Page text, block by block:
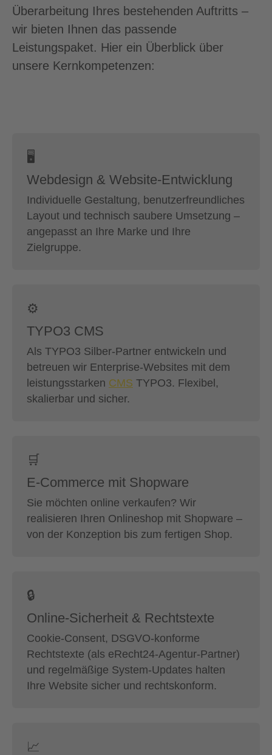
Überarbeitung Ihres bestehenden Auftritts –
wir bieten Ihnen das passende
Leistungspaket. Hier ein Überblick über
unsere Kernkompetenzen:
🖥
Webdesign & Website-Entwicklung
Individuelle Gestaltung, benutzerfreundliches
Layout und technisch saubere Umsetzung –
angepasst an Ihre Marke und Ihre
Zielgruppe.
⚙️
TYPO3 CMS
Als TYPO3 Silber-Partner entwickeln und
betreuen wir Enterprise-Websites mit dem
leistungsstarken CMS TYPO3. Flexibel,
skalierbar und sicher.
🛒
E-Commerce mit Shopware
Sie möchten online verkaufen? Wir
realisieren Ihren Onlineshop mit Shopware –
von der Konzeption bis zum fertigen Shop.
🔒
Online-Sicherheit & Rechtstexte
Cookie-Consent, DSGVO-konforme
Rechtstexte (als eRecht24-Agentur-Partner)
und regelmäßige System-Updates halten
Ihre Website sicher und rechtskonform.
📈